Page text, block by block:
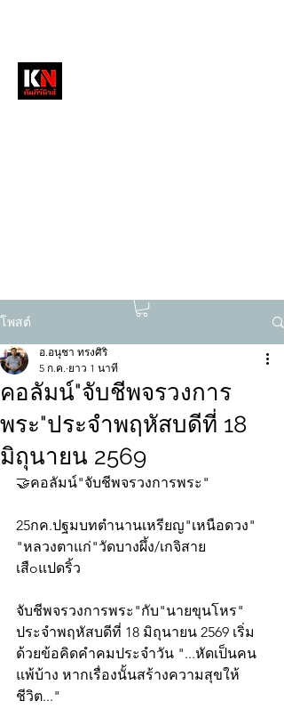
โพสต์
คอลัมน์"จับชีพจรวงการ
พระ"ประจำพฤหัสบดีที่ 18
มิถุนายน 2569
อ.อนุชา ทรงศิริ
5 ก.ค. ยาว 1 นาที
🤝คอลัมน์"จับชีพจรวงการพระ"
25กค.ปฐมบทตำนานเหรียญ"เหนือดวง"
"หลวงตาแก่"วัดบางผึ้ง/เกจิสาย
เสืoแปดริ้ว
จับชีพจรวงการพระ"กับ"นายขุนโหร"
ประจำพฤหัสบดีที่ 18 มิถุนายน 2569 เริ่ม
ด้วยข้อคิดคำคมประจำวัน "...หัดเป็นคน
แพ้บ้าง หากเรื่องนั้นสร้างความสุขให้
ชีวิต..."